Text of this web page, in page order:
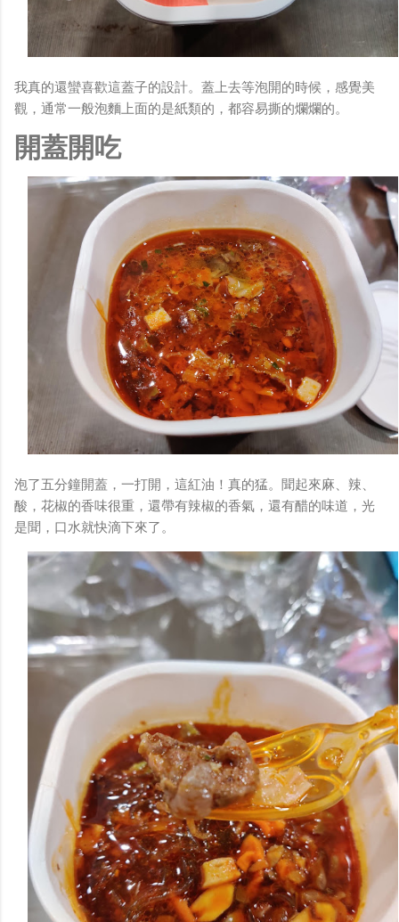
我真的還蠻喜歡這蓋子的設計。蓋上去等泡開的時候，感覺美
觀，通常一般泡麵上面的是紙類的，都容易撕的爛爛的。
開蓋開吃
泡了五分鐘開蓋，一打開，這紅油！真的猛。聞起來麻、辣、
酸，花椒的香味很重，還帶有辣椒的香氣，還有醋的味道，光
是聞，口水就快滴下來了。